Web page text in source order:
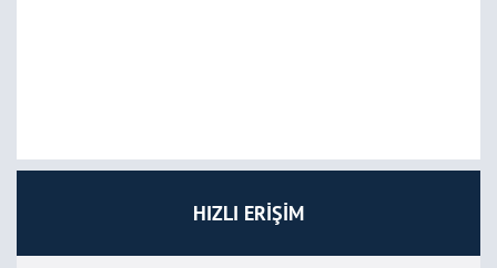
HIZLI ERİŞİM